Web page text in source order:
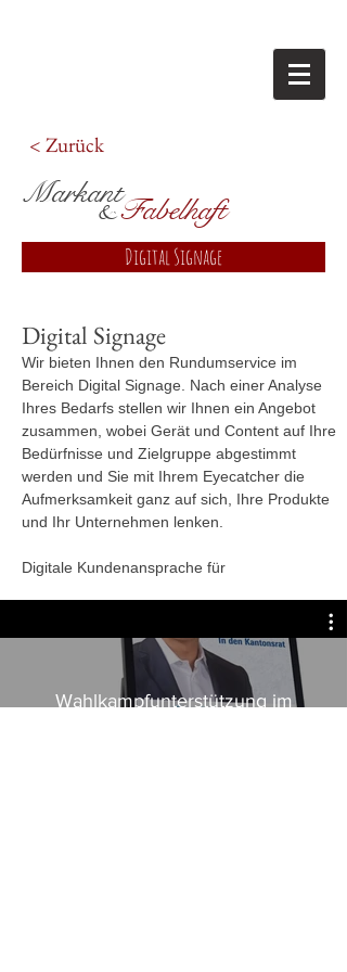
< Zurück
Markant
&Fabelhaft
Digital Signage
Digital Signage
Wir bieten Ihnen den Rundumservice im
Bereich Digital Signage. Nach einer Analyse
Ihres Bedarfs stellen wir Ihnen ein Angebot
zusammen, wobei Gerät und Content auf Ihre
Bedürfnisse und Zielgruppe abgestimmt
werden und Sie mit Ihrem Eyecatcher die
Aufmerksamkeit ganz auf sich, Ihre Produkte
und Ihr Unternehmen lenken.
Digitale Kundenansprache für
Wahlkampfunterstützung im